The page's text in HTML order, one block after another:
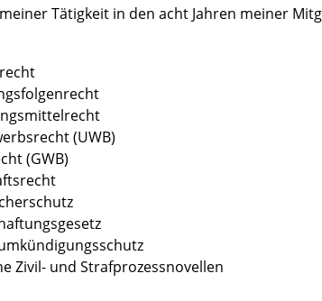
Tätigkeit in den acht Jahren meiner
(UWB)
(GWB)
Zivil- und Strafprozessnovellen